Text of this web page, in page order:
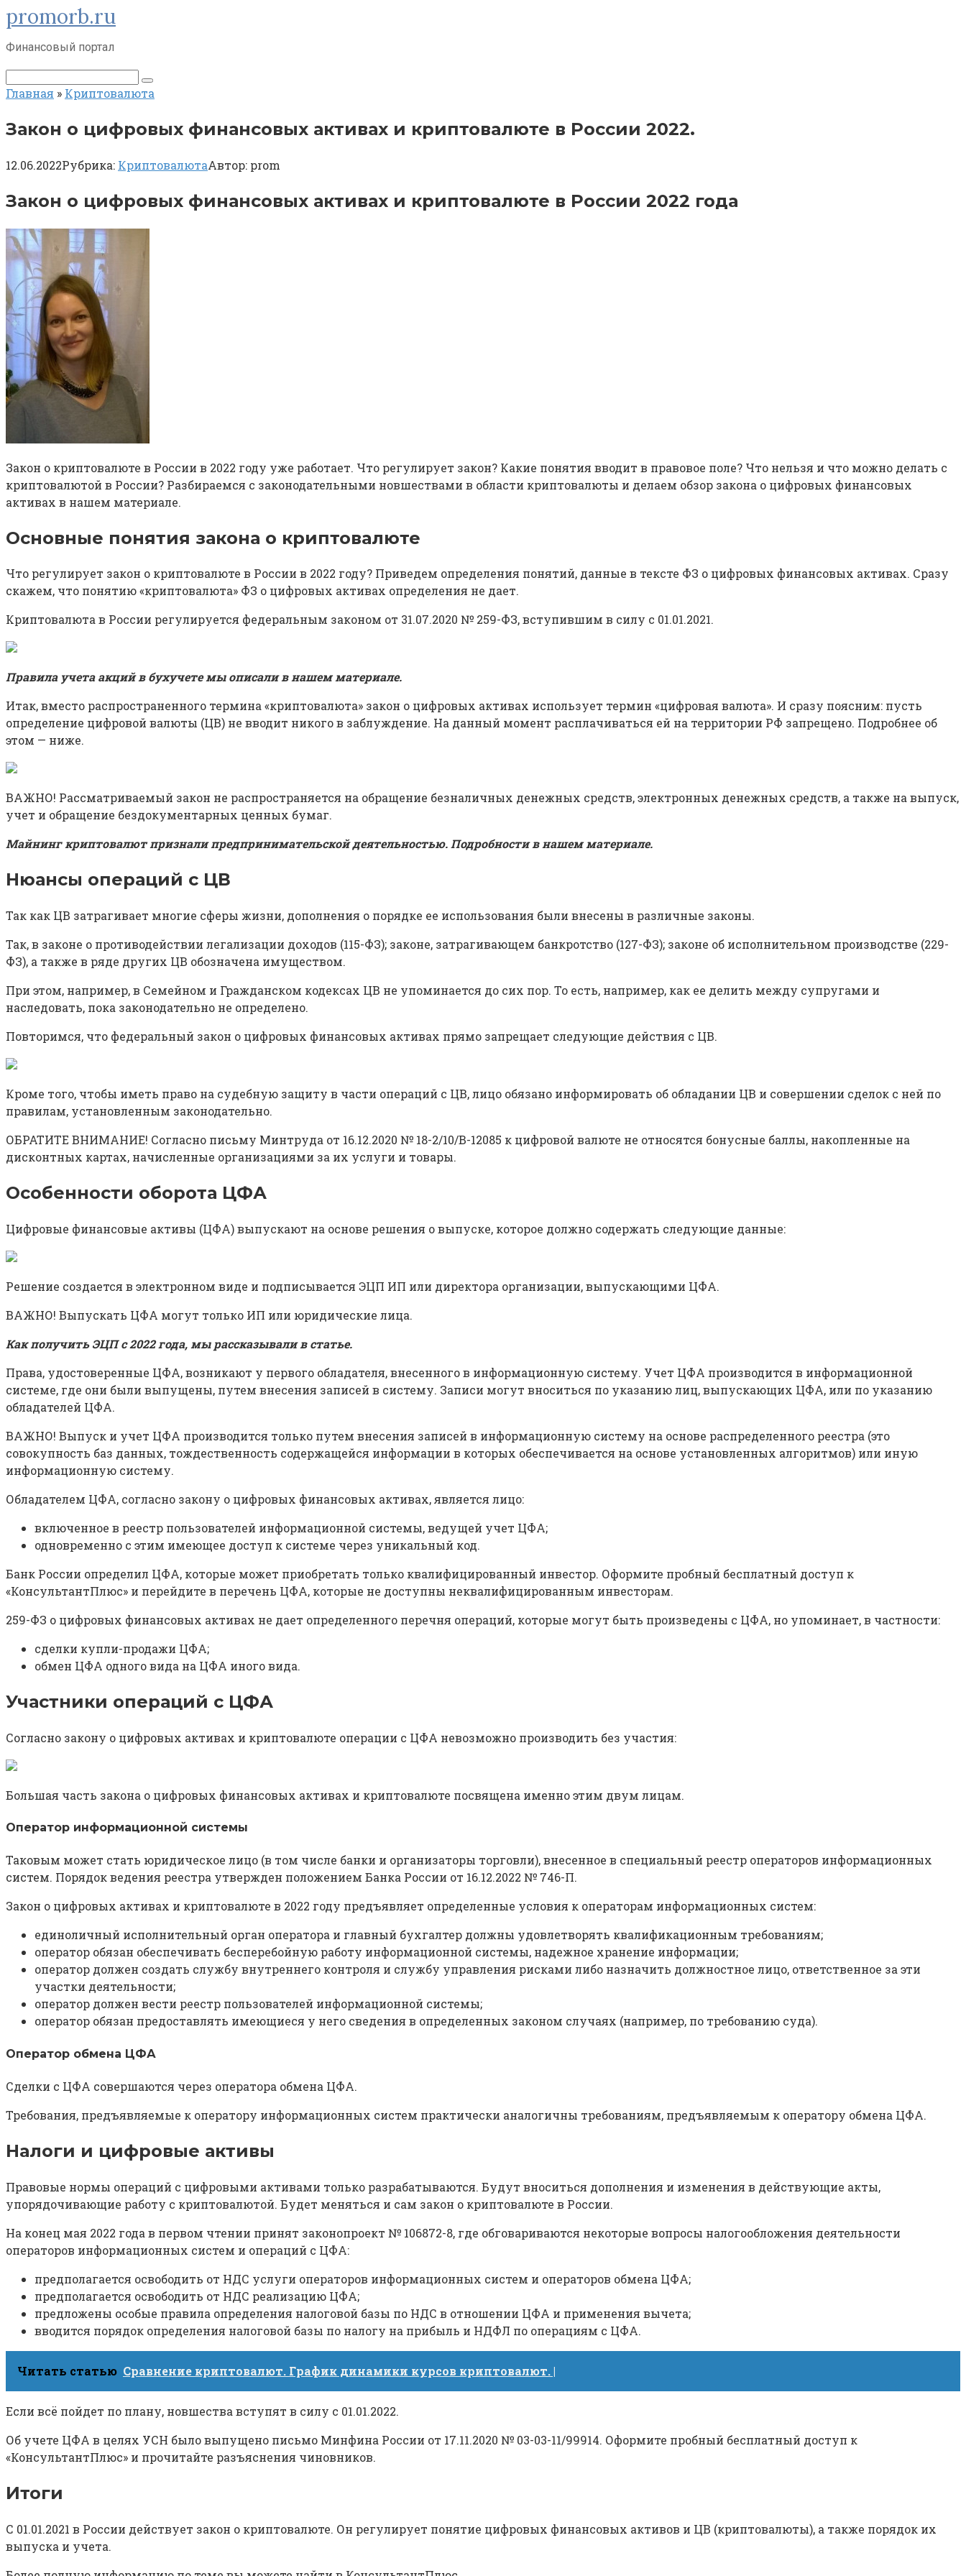
Перейти
к
контенту
promorb.ru
Финансовый портал
Поиск:
Главная » Криптовалюта
Закон о цифровых финансовых активах и криптовалюте в России 2022.
12.06.2022Рубрика: КриптовалютаАвтор: prom
Закон о цифровых финансовых активах и криптовалюте в России 2022 года
Закон о криптовалюте в России в 2022 году уже работает. Что регулирует закон? Какие понятия вводит в правовое поле? Что нельзя и что можно делать с
криптовалютой в России? Разбираемся с законодательными новшествами в области криптовалюты и делаем обзор закона о цифровых финансовых
активах в нашем материале.
Основные понятия закона о криптовалюте
Что регулирует закон о криптовалюте в России в 2022 году? Приведем определения понятий, данные в тексте ФЗ о цифровых финансовых активах. Сразу
скажем, что понятию «криптовалюта» ФЗ о цифровых активах определения не дает.
Криптовалюта в России регулируется федеральным законом от 31.07.2020 № 259-ФЗ, вступившим в силу с 01.01.2021.
Правила учета акций в бухучете мы описали в нашемматериале.
Итак, вместо распространенного термина «криптовалюта» закон о цифровых активах использует термин «цифровая валюта». И сразу поясним: пусть
определение цифровой валюты (ЦВ) не вводит никого в заблуждение. На данный момент расплачиваться ей на территории РФ запрещено. Подробнее об
этом — ниже.
ВАЖНО! Рассматриваемый закон не распространяется на обращение безналичных денежных средств, электронных денежных средств, а также на выпуск,
учет и обращение бездокументарных ценных бумаг.
Майнинг криптовалют признали предпринимательской деятельностью. Подробности в нашемматериале.
Нюансы операций с ЦВ
Так как ЦВ затрагивает многие сферы жизни, дополнения о порядке ее использования были внесены в различные законы.
Так, в законе о противодействии легализации доходов (115-ФЗ); законе, затрагивающем банкротство (127-ФЗ); законе об исполнительном производстве (229-
ФЗ), а также в ряде других ЦВ обозначена имуществом.
При этом, например, в Семейном и Гражданском кодексах ЦВ не упоминается до сих пор. То есть, например, как ее делить между супругами и
наследовать, пока законодательно не определено.
Повторимся, что федеральный закон о цифровых финансовых активах прямо запрещает следующие действия с ЦВ.
Кроме того, чтобы иметь право на судебную защиту в части операций с ЦВ, лицо обязано информировать об обладании ЦВ и совершении сделок с ней по
правилам, установленным законодательно.
ОБРАТИТЕ ВНИМАНИЕ! Согласно письму Минтруда от 16.12.2020 № 18-2/10/В-12085 к цифровой валюте не относятся бонусные баллы, накопленные на
дисконтных картах, начисленные организациями за их услуги и товары.
Особенности оборота ЦФА
Цифровые финансовые активы (ЦФА) выпускают на основе решения о выпуске, которое должно содержать следующие данные:
Решение создается в электронном виде и подписывается ЭЦП ИП или директора организации, выпускающими ЦФА.
ВАЖНО! Выпускать ЦФА могут только ИП или юридические лица.
Как получить ЭЦП с 2022 года, мы рассказывали в статье.
Права, удостоверенные ЦФА, возникают у первого обладателя, внесенного в информационную систему. Учет ЦФА производится в информационной
системе, где они были выпущены, путем внесения записей в систему. Записи могут вноситься по указанию лиц, выпускающих ЦФА, или по указанию
обладателей ЦФА.
ВАЖНО! Выпуск и учет ЦФА производится только путем внесения записей в информационную систему на основе распределенного реестра (это
совокупность баз данных, тождественность содержащейся информации в которых обеспечивается на основе установленных алгоритмов) или иную
информационную систему.
Обладателем ЦФА, согласно закону о цифровых финансовых активах, является лицо:
включенное в реестр пользователей информационной системы, ведущей учет ЦФА;
одновременно с этим имеющее доступ к системе через уникальный код.
Банк России определил ЦФА, которые может приобретать только квалифицированный инвестор. Оформите пробный бесплатный доступ к
«КонсультантПлюс» и перейдите в перечень ЦФА, которые не доступны неквалифицированным инвесторам.
259-ФЗ о цифровых финансовых активах не дает определенного перечня операций, которые могут быть произведены с ЦФА, но упоминает, в частности:
сделки купли-продажи ЦФА;
обмен ЦФА одного вида на ЦФА иного вида.
Участники операций с ЦФА
Согласно закону о цифровых активах и криптовалюте операции с ЦФА невозможно производить без участия:
Большая часть закона о цифровых финансовых активах и криптовалюте посвящена именно этим двум лицам.
Оператор информационной системы
Таковым может стать юридическое лицо (в том числе банки и организаторы торговли), внесенное в специальный реестр операторов информационных
систем. Порядок ведения реестра утвержден положением Банка России от 16.12.2022 № 746-П.
Закон о цифровых активах и криптовалюте в 2022 году предъявляет определенные условия к операторам информационных систем:
единоличный исполнительный орган оператора и главный бухгалтер должны удовлетворять квалификационным требованиям;
оператор обязан обеспечивать бесперебойную работу информационной системы, надежное хранение информации;
оператор должен создать службу внутреннего контроля и службу управления рисками либо назначить должностное лицо, ответственное за эти
участки деятельности;
оператор должен вести реестр пользователей информационной системы;
оператор обязан предоставлять имеющиеся у него сведения в определенных законом случаях (например, по требованию суда).
Оператор обмена ЦФА
Сделки с ЦФА совершаются через оператора обмена ЦФА.
Требования, предъявляемые к оператору информационных систем практически аналогичны требованиям, предъявляемым к оператору обмена ЦФА.
Налоги и цифровые активы
Правовые нормы операций с цифровыми активами только разрабатываются. Будут вноситься дополнения и изменения в действующие акты,
упорядочивающие работу с криптовалютой. Будет меняться и сам закон о криптовалюте в России.
На конец мая 2022 года в первом чтении принят законопроект № 106872-8, где обговариваются некоторые вопросы налогообложения деятельности
операторов информационных систем и операций с ЦФА:
предполагается освободить от НДС услуги операторов информационных систем и операторов обмена ЦФА;
предполагается освободить от НДС реализацию ЦФА;
предложены особые правила определения налоговой базы по НДС в отношении ЦФА и применения вычета;
вводится порядок определения налоговой базы по налогу на прибыль и НДФЛ по операциям с ЦФА.
Читать статью Сравнение криптовалют. График динамики курсов криптовалют. |
Если всё пойдет по плану, новшества вступят в силу с 01.01.2022.
Об учете ЦФА в целях УСН было выпущено письмо Минфина России от 17.11.2020 № 03-03-11/99914. Оформите пробный бесплатный доступ к
«КонсультантПлюс» и прочитайте разъяснения чиновников.
Итоги
С 01.01.2021 в России действует закон о криптовалюте. Он регулирует понятие цифровых финансовых активов и ЦВ (криптовалюты), а также порядок их
выпуска и учета.